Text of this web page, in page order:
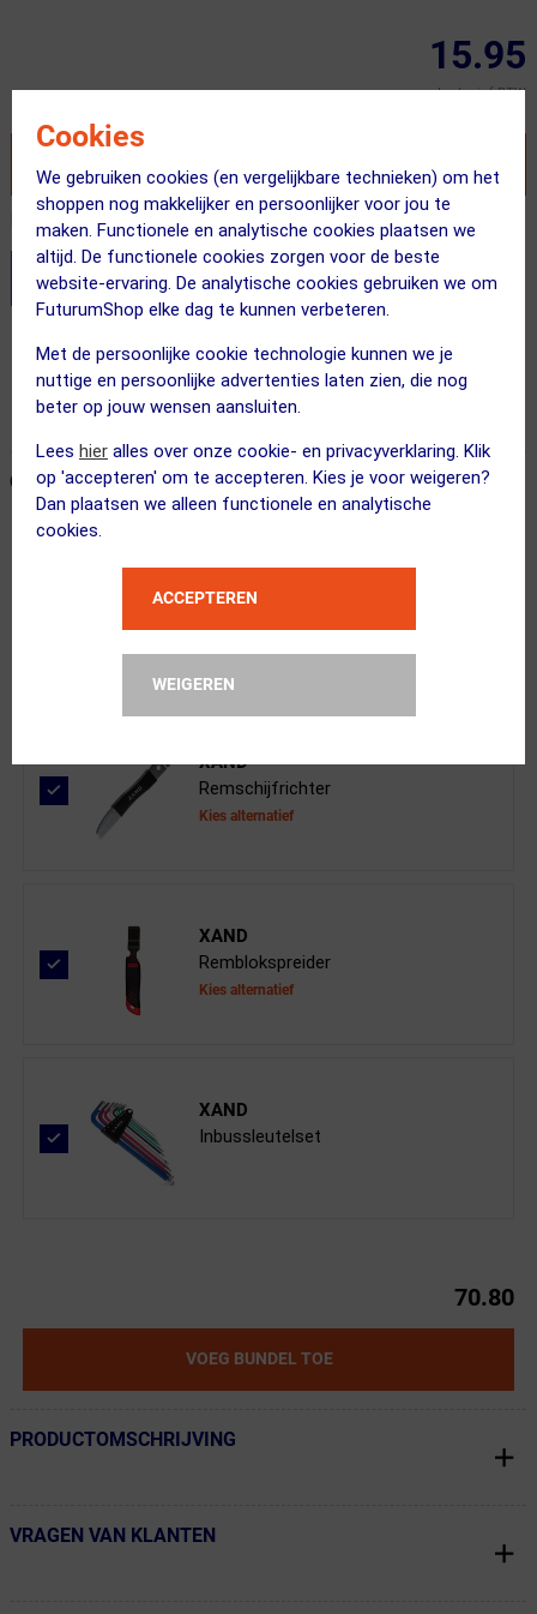
Cookies
We gebruiken cookies (en vergelijkbare technieken) om het
shoppen nog makkelijker en persoonlijker voor jou te
maken. Functionele en analytische cookies plaatsen we
altijd. De functionele cookies zorgen voor de beste
website-ervaring. De analytische cookies gebruiken we om
FuturumShop elke dag te kunnen verbeteren.
Met de persoonlijke cookie technologie kunnen we je
nuttige en persoonlijke advertenties laten zien, die nog
beter op jouw wensen aansluiten.
Lees hier alles over onze cookie- en privacyverklaring. Klik
op 'accepteren' om te accepteren. Kies je voor weigeren?
Dan plaatsen we alleen functionele en analytische
cookies.
ACCEPTEREN
WEIGEREN
15.95
Inclusief BTW
Recent besteld door 2 klanten! Bestel ook snel!
Stel je productvragen aan onze AI assistent
Gratis verzending vanaf €49
Vandaag besteld = maandag in huis!
365 dagen retourrecht
← Terug naar productnavigatie
ONZE AANBEVOLEN COMBINATIE
GALFER
Standard Schijfremblokken Shimano X...
XAND
Remschijfrichter
Kies alternatief
XAND
Remblokspreider
Kies alternatief
XAND
Inbussleutelset
70.80
VOEG BUNDEL TOE
← Terug naar productnavigatie
PRODUCTOMSCHRIJVING
← Terug naar productnavigatie
VRAGEN VAN KLANTEN